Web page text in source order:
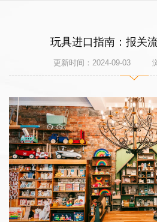
玩具进口指南：报关
更新时间：2024-09-03 浏